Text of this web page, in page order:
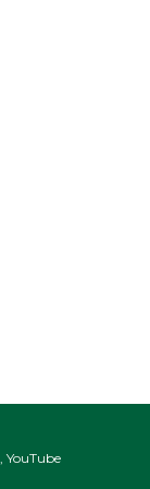
YouTube